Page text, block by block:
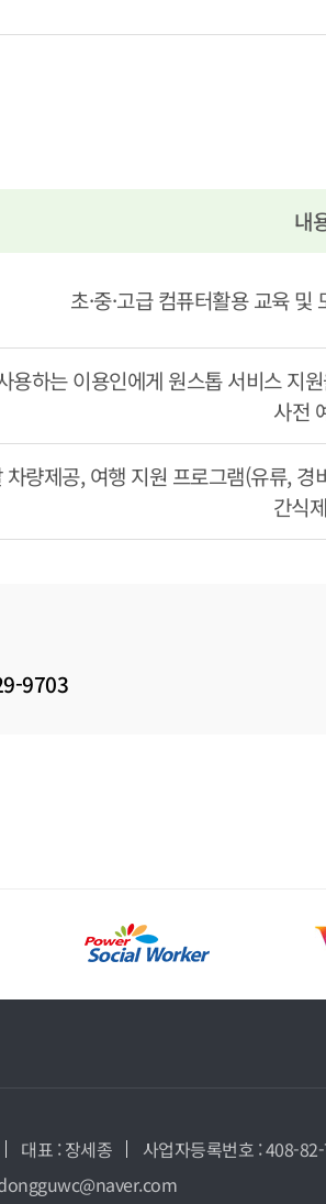
내
초·중·고급 컴퓨터활용 교육
용하는 이용인에게 원스톱 서비스 지
사전
차량제공, 여행 지원 프로그램(유류,
간식
9703
대표 : 장세종
사업자등록번호 : 408-